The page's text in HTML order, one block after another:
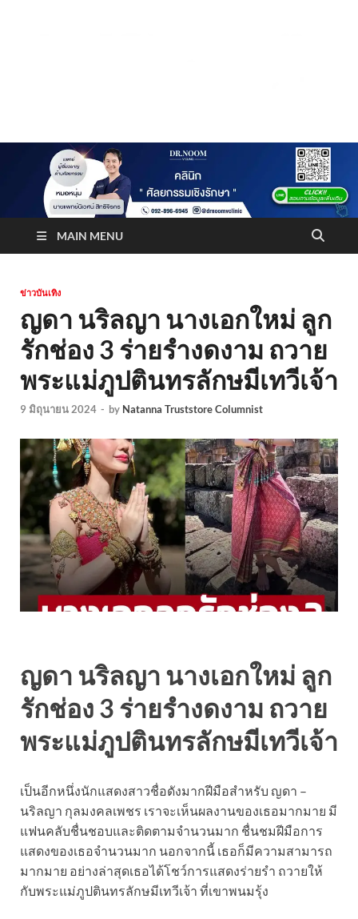
Truststoreonline
MAIN MENU
ข่าวบันเทิง
ญดา นริลญา นางเอกใหม่ ลูก
รักช่อง 3 ร่ายรำงดงาม ถวาย
พระแม่ภูปตินทรลักษมีเทวีเจ้า
9 มิถุนายน 2024 - by Natanna Truststore Columnist
ญดา นริลญา นางเอกใหม่ ลูก
รักช่อง 3 ร่ายรำงดงาม ถวาย
พระแม่ภูปตินทรลักษมีเทวีเจ้า
เป็นอีกหนึ่งนักแสดงสาวชื่อดังมากฝีมือสำหรับ ญดา –
นริลญา กุลมงคลเพชร เราจะเห็นผลงานของเธอมากมาย มี
แฟนคลับชื่นชอบและติดตามจำนวนมาก ชื่นชมฝีมือการ
แสดงของเธอจำนวนมาก นอกจากนี้ เธอก็มีความสามารถ
มากมาย อย่างล่าสุดเธอได้โชว์การแสดงร่ายรำ ถวายให้
กับพระแม่ภูปตินทรลักษมีเทวีเจ้า ที่เขาพนมรุ้ง